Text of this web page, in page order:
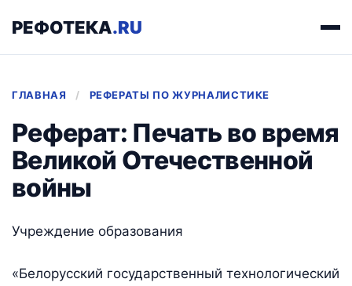
РЕФОТЕКА.RU
ГЛАВНАЯ / РЕФЕРАТЫ ПО ЖУРНАЛИСТИКЕ
Реферат: Печать во время
Великой Отечественной
войны
Учреждение образования
«Белорусский государственный технологический